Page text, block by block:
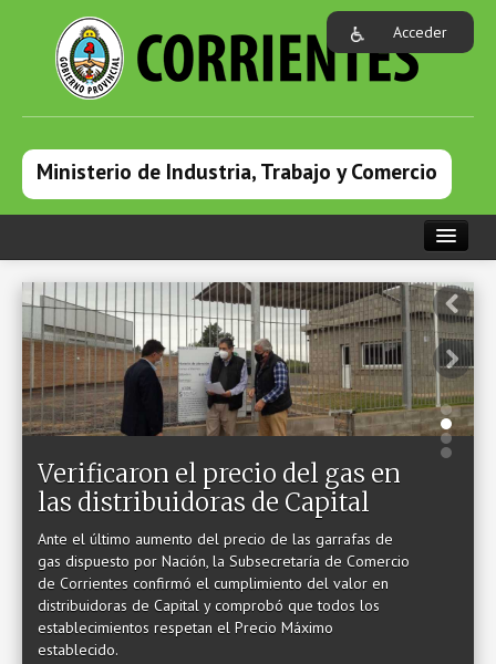
Acceder
Ministerio de Industria, Trabajo y Comercio
INSTITUCIONAL
ÁREAS
PROGRAMAS
FORMULARIOS
SERVICIOS
LEGISLACIÓN
Verificaron el precio del gas en
las distribuidoras de Capital
Ante el último aumento del precio de las garrafas de
gas dispuesto por Nación, la Subsecretaría de Comercio
de Corrientes confirmó el cumplimiento del valor en
distribuidoras de Capital y comprobó que todos los
establecimientos respetan el Precio Máximo
establecido.